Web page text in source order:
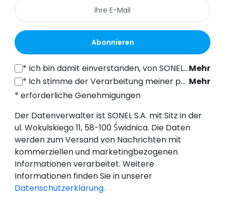
Abonnieren
* Ich bin damit einverstanden, von SONEL S.A. mit Sitz in der ul. Wokulskiego 11, 58-100 Świdnica, kommerzielle Informationen auf elektronischem Wege (an die angegebene E-Mail-Adresse) zu Marketingzwecken gemäß Art. 398 des Gesetzes vom 12. Juli 2024 über das Recht der elektronischen Kommunikation zu erhalten. Mehr
* Ich stimme der Verarbeitung meiner personenbezogenen Daten (E-Mail-Adresse) durch SONEL S.A. mit Sitz in ul. Wokulskiego 11, 58-100 Świdnica, zum Zwecke des Versands eines Newsletters mit kommerziellen und marketingbezogenen Informationen gemäß Art. 6 Abs. 1 Buchstabe a) der Datenschutz-Grundverordnung (DSGVO).
Mehr
* erforderliche Genehmigungen
Der Datenverwalter ist SONEL S.A. mit Sitz in der
ul. Wokulskiego 11, 58-100 Świdnica. Die Daten
werden zum Versand von Nachrichten mit
kommerziellen und marketingbezogenen
Informationen verarbeitet. Weitere
Informationen finden Sie in unserer
Datenschutzerklärung.